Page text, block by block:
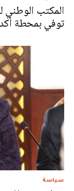
المكتب
توفي بمحطة
سياسة